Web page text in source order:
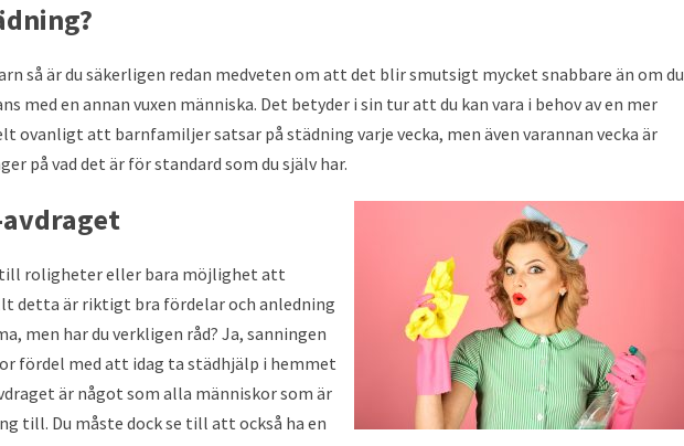
så är du säkerligen redan medveten om att det blir smutsigt mycket snabbare än om du
med en annan vuxen människa. Det betyder i sin tur att du kan vara i behov av en mer
ovanligt att barnfamiljer satsar på städning varje vecka, men även varannan vecka är
på vad det är för standard som du själv har.
avdraget
roligheter eller bara möjlighet att
detta är riktigt bra fördelar och anledning
men har du verkligen råd? Ja, sanningen
fördel med att idag ta städhjälp i hemmet
är något som alla människor som är
till. Du måste dock se till att också ha en